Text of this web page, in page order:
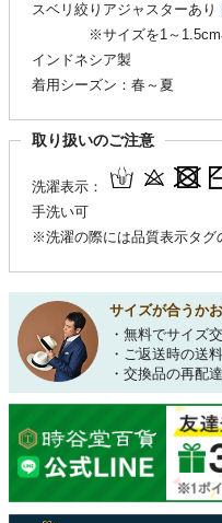
スベリ絞りアジャスターあり
※サイズを1～1.5cm小
インドネシア製
着用シーズン：春～夏
取り扱いのご注意
洗濯表示：
手洗い可
※洗濯の際には品質表示タグ
サイズが合うか
・無料でサイズ
・ご返送時の送
・交換品の再配